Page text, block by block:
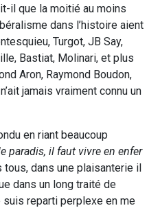
il que la moitié au moins
dans l’histoire aient
Turgot, JB Say,
Bastiat, Molinari, et plus
Aron, Raymond Boudon,
jamais vraiment connu un
en riant beaucoup
paradis, il faut vivre en enfer
tous, dans une plaisanterie il
dans un long traité de
reparti perplexe en me